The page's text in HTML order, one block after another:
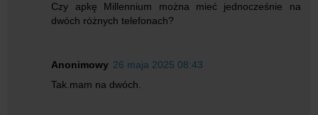
Czy apkę Millennium można mieć jednocześnie na
dwóch różnych telefonach?
Anonimowy 26 maja 2025 08:43
Tak.mam na dwóch.